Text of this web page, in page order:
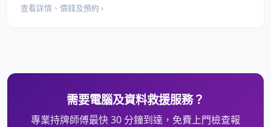
查看詳情、價錢及預約 ›
需要電腦及資料救援服務？
專業持牌師傅最快 30 分鐘到達，免費上門檢查報